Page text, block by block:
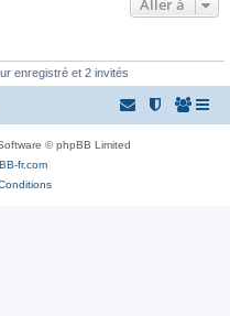
Aller à
enregistré et 2 invités
© phpBB Limited
fr.com